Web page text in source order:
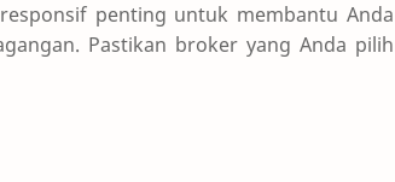
penting untuk membantu Anda
Pastikan broker yang Anda pilih